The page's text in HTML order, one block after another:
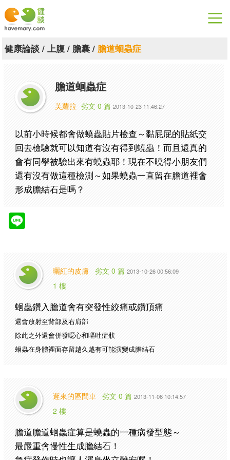
漫漫健康
關於健談
聯絡我們
下載專區
健康論談/ 上腹/ 膽囊/ 膽道蛔蟲症
膽道蛔蟲症
芙蘿拉 劣文 0 篇 2013-10-23 11:46:27
以前小時候都會做蟯蟲貼片檢查～黏屁屁的貼紙交
回去檢驗就可以知道有沒有得到蟯蟲！而且還真的
會有同學被驗出來有蟯蟲耶！現在不曉得小朋友們
還有沒有做這種檢測～如果蟯蟲一直留在膽道裡會
形成膽結石是嗎？
曬紅的皮膚 劣文 0 篇 2013-10-26 00:56:09
1 樓
蛔蟲鑽入膽道會有突發性絞痛或鑽頂痛
還會放射至背部及右肩部
除此之外還會併發噁心和嘔吐症狀
蛔蟲在身體裡面存留越久越有可能演變成膽結石
遲來的區間車 劣文 0 篇 2013-11-06 10:14:57
2 樓
膽道膽道蛔蟲症算是蟯蟲的一種病發型態～
最嚴重會慢性生成膽結石！